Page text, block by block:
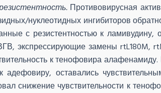
Противовирусная
нуклеотидных ингибиторов
с резистентностью к
экспрессирующие замены rtL180M,
к тенофовира
адефовиру, оставались
снижение чувствительности к